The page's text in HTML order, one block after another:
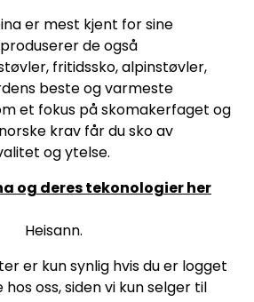
er mest kjent for sine
de også
fritidssko, alpinstøvler,
beste og varmeste
et fokus på skomakerfaget og
krav får du sko av
og ytelse.
og deres tekonologier her
Heisann.
er kun synlig hvis du er logget
hos oss, siden vi kun selger til